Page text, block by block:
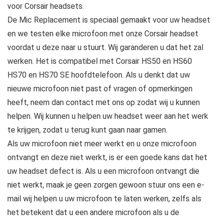
voor Corsair headsets.
De Mic Replacement is speciaal gemaakt voor uw headset
en we testen elke microfoon met onze Corsair headset
voordat u deze naar u stuurt. Wij garanderen u dat het zal
werken. Het is compatibel met Corsair HS50 en HS60
HS70 en HS70 SE hoofdtelefoon. Als u denkt dat uw
nieuwe microfoon niet past of vragen of opmerkingen
heeft, neem dan contact met ons op zodat wij u kunnen
helpen. Wij kunnen u helpen uw headset weer aan het werk
te krijgen, zodat u terug kunt gaan naar gamen.
Als uw microfoon niet meer werkt en u onze microfoon
ontvangt en deze niet werkt, is er een goede kans dat het
uw headset defect is. Als u een microfoon ontvangt die
niet werkt, maak je geen zorgen gewoon stuur ons een e-
mail wij helpen u uw microfoon te laten werken, zelfs als
het betekent dat u een andere microfoon als u de